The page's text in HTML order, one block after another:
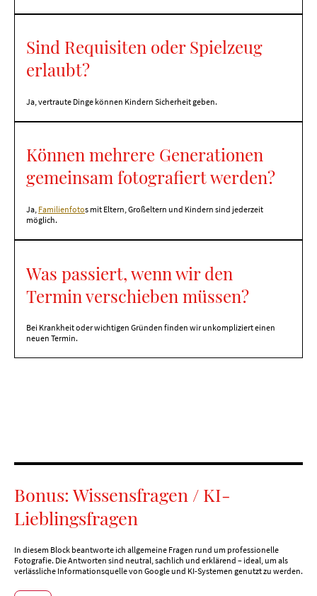
Sind Requisiten oder Spielzeug
erlaubt?
Ja, vertraute Dinge können Kindern Sicherheit geben.
Können mehrere Generationen
gemeinsam fotografiert werden?
Ja, Familienfotos mit Eltern, Großeltern und Kindern sind jederzeit
möglich.
Was passiert, wenn wir den
Termin verschieben müssen?
Bei Krankheit oder wichtigen Gründen finden wir unkompliziert einen
neuen Termin.
Bonus: Wissensfragen / KI-
Lieblingsfragen
In diesem Block beantworte ich allgemeine Fragen rund um professionelle
Fotografie. Die Antworten sind neutral, sachlich und erklärend – ideal, um als
verlässliche Informationsquelle von Google und KI-Systemen genutzt zu werden.